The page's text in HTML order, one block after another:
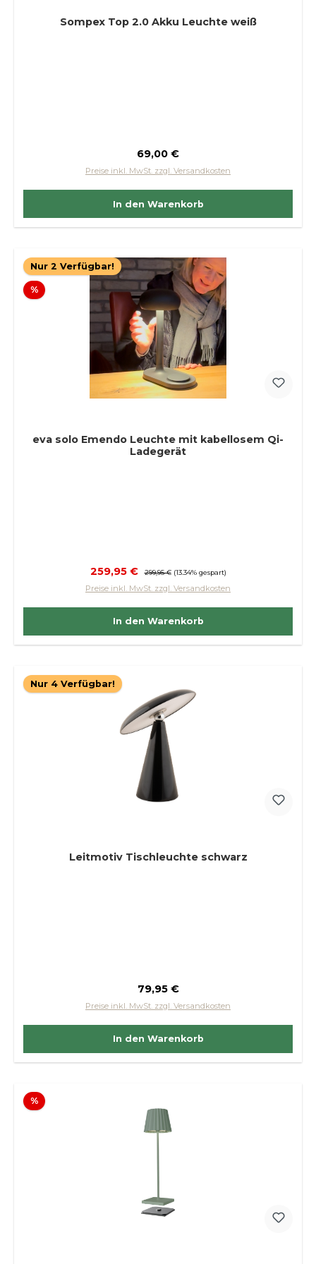
Sompex Top 2.0 Akku Leuchte weiß
Regulärer Preis:
69,00 €
Preise inkl. MwSt. zzgl. Versandkosten
In den Warenkorb
Nur 2 Verfügbar!
%Rabatt
eva solo Emendo Leuchte mit kabellosem Qi-
Ladegerät
Verkaufspreis:
259,95 € Regulärer Preis:
299,95 € (13.34% gespart)
Preise inkl. MwSt. zzgl. Versandkosten
In den Warenkorb
Nur 4 Verfügbar!
Leitmotiv Tischleuchte schwarz
Regulärer Preis:
79,95 €
Preise inkl. MwSt. zzgl. Versandkosten
In den Warenkorb
%Rabatt